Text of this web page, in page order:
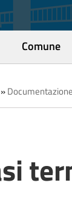
Comune
»Documentazione